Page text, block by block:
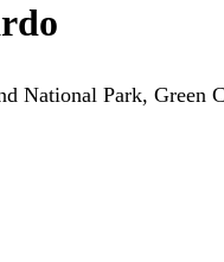
National Park, Green